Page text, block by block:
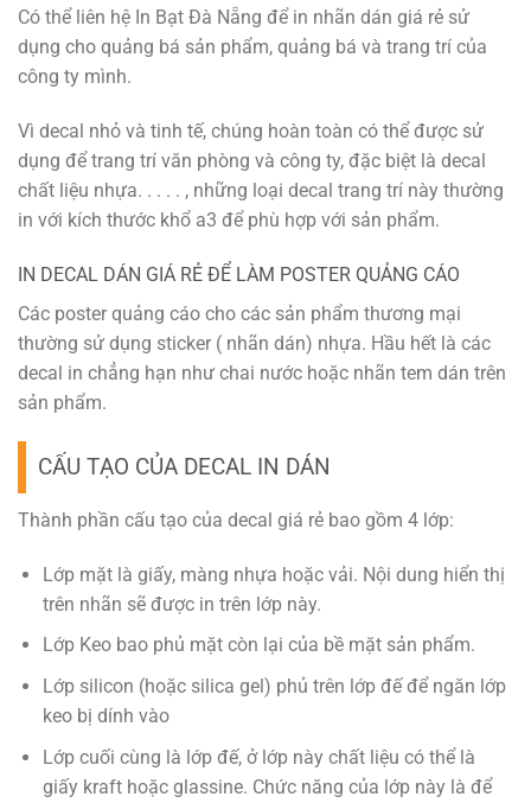
Có thể liên hệ In Bạt Đà Nẵng để in nhãn dán giá rẻ sử
dụng cho quảng bá sản phẩm, quảng bá và trang trí của
công ty mình.
Vì decal nhỏ và tinh tế, chúng hoàn toàn có thể được sử
dụng để trang trí văn phòng và công ty, đặc biệt là decal
chất liệu nhựa. . . . . , những loại decal trang trí này thường
in với kích thước khổ a3 để phù hợp với sản phẩm.
IN DECAL DÁN GIÁ RẺ ĐỂ LÀM POSTER QUẢNG CÁO
Các poster quảng cáo cho các sản phẩm thương mại
thường sử dụng sticker ( nhãn dán) nhựa. Hầu hết là các
decal in chẳng hạn như chai nước hoặc nhãn tem dán trên
sản phẩm.
CẤU TẠO CỦA DECAL IN DÁN
Thành phần cấu tạo của decal giá rẻ bao gồm 4 lớp:
Lớp mặt là giấy, màng nhựa hoặc vải. Nội dung hiển thị
trên nhãn sẽ được in trên lớp này.
Lớp Keo bao phủ mặt còn lại của bề mặt sản phẩm.
Lớp silicon (hoặc silica gel) phủ trên lớp đế để ngăn lớp
keo bị dính vào
Lớp cuối cùng là lớp đế, ở lớp này chất liệu có thể là
giấy kraft hoặc glassine. Chức năng của lớp này là để